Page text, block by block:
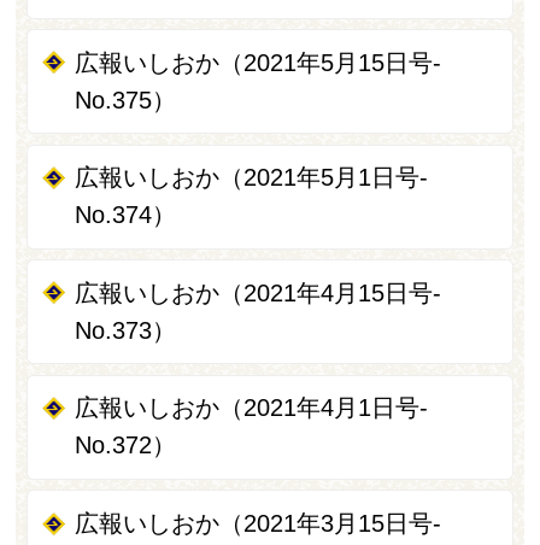
広報いしおか（2021年5月15日号-
No.375）
広報いしおか（2021年5月1日号-
No.374）
広報いしおか（2021年4月15日号-
No.373）
広報いしおか（2021年4月1日号-
No.372）
広報いしおか（2021年3月15日号-